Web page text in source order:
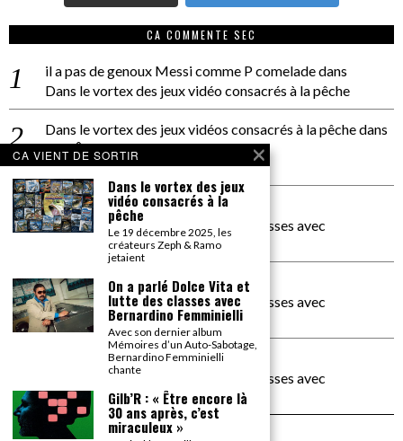
CA COMMENTE SEC
il a pas de genoux Messi comme P comeladedans
Dans le vortex des jeux vidéo consacrés à la pêche
Dans le vortex des jeux vidéos consacrés à la pêchedans
PACÔME THIELLEMENT
La séance d’Hip Gnose
La Patrie
dans
On a parlé Dolce Vita et lutte des classes avec
Bernardino Femminielli
carte noire negra à l'o tiededans
On a parlé Dolce Vita et lutte des classes avec
Bernardino Femminielli
moise et son mascarédans
On a parlé Dolce Vita et lutte des classes avec
Bernardino Femminielli
CA VIENT DE SORTIR
Dans le vortex des jeux
vidéo consacrés à la
pêche
Le 19 décembre 2025, les
créateurs Zeph & Ramo
jetaient
On a parlé Dolce Vita et
lutte des classes avec
Bernardino Femminielli
Avec son dernier album
Mémoires d’un Auto-Sabotage,
Bernardino Femminielli
chante
Gilb’R : « Être encore là
30 ans après, c’est
miraculeux »